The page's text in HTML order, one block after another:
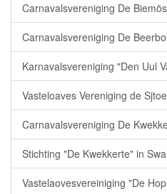
Carnavalsvereniging De
Carnavalsvereniging De
Karnavalsvereniging "Den Uul
Vasteloaves Vereniging de
Carnavalsvereniging De
Stichting "De Kwekkerte" in
Vastelaovesvereiniging "De